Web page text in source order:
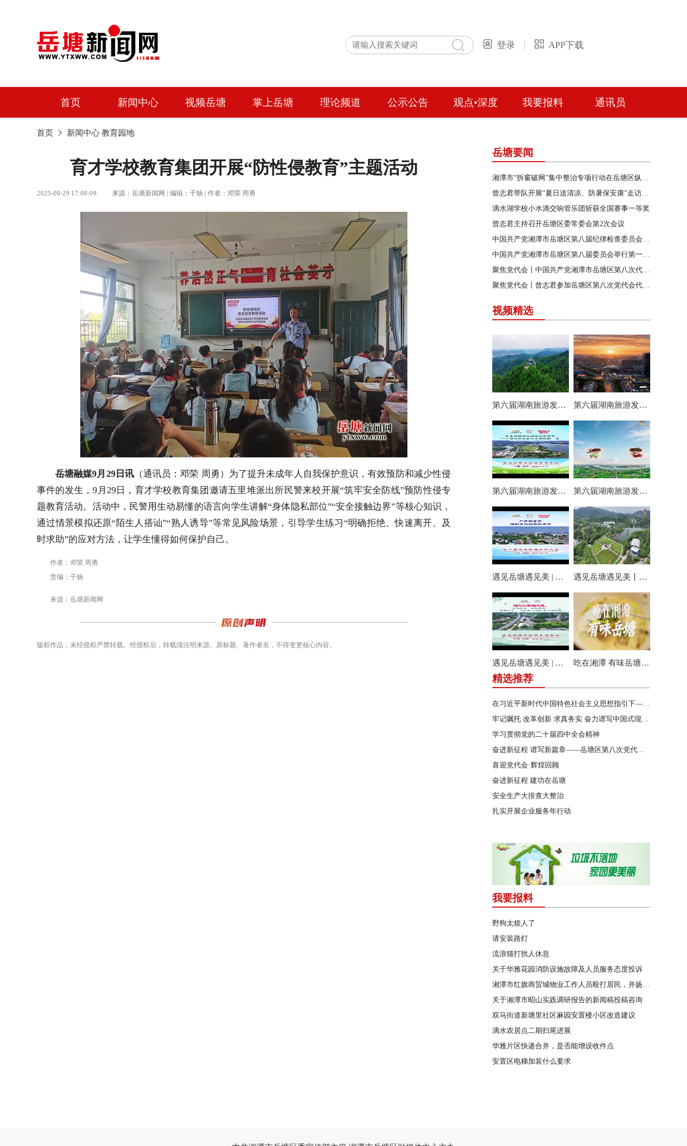
登录 APP下载
首页 新闻中心 视频岳塘 掌上岳塘 理论频道 公示公告 观点•深度 我要报料 通讯员
首页 新闻中心 教育园地
育才学校教育集团开展“防性侵教育”主题活动
2025-09-29 17:08:09 来源：岳塘新闻网 | 编辑：于杨 | 作者：邓荣 周勇
岳塘融媒9月29日讯（通讯员：邓荣 周勇）为了提升未成年人自我保护意识，有效预防和减少性侵
事件的发生，9月29日，育才学校教育集团邀请五里堆派出所民警来校开展“筑牢安全防线”预防性侵专
题教育活动。 活动中，民警用生动易懂的语言向学生讲解“身体隐私部位”“安全接触边界”等核心知识，
通过情景模拟还原“陌生人搭讪”“熟人诱导”等常见风险场景，引导学生练习“明确拒绝、快速离开、及
时求助”的应对方法，让学生懂得如何保护自己。
作者：邓荣 周勇
责编：于杨
来源：岳塘新闻网
版权作品，未经授权严禁转载。经授权后，转载须注明来源、原标题、著作者名，不得变更核心内容。
岳塘要闻
湘潭市“拆窗破网”集中整治专项行动在岳塘区纵深推进
曾志君带队开展“夏日送清凉、防暑保安康”走访慰问
滴水湖学校小水滴交响管乐团斩获全国赛事一等奖
曾志君主持召开岳塘区委常委会第2次会议
中国共产党湘潭市岳塘区第八届纪律检查委员会召开第一次全体会议
中国共产党湘潭市岳塘区第八届委员会举行第一次全体（扩大）会议
聚焦党代会丨中国共产党湘潭市岳塘区第八次代表大会胜利闭幕
聚焦党代会丨曾志君参加岳塘区第八次党代会代表团分团讨论
视频精选
第六届湖南旅游发展大会丨岳塘区：一村一景 一步一趣 第六届湖南旅游发展大会丨阿莲潭宝带你云游岳塘（二）
第六届湖南旅游发展大会丨仰天湖国际休闲旅游度假区17个游玩项目全线开放嗨翻一夏 第六届湖南旅游发展大会丨阿莲潭宝带你云游岳塘
遇见岳塘遇见美 | 厂区即景区，湘钢文化园焕新迎客！ 遇见岳塘遇见美丨盘龙大观园提质焕新迎八方客
遇见岳塘遇见美 | 归隐松涧·理想村落：两期筑景 一涧生香 点亮岳塘文旅新貌 吃在湘潭 有味岳塘丨云盘山下：匠心守本味 小院忆乡愁
精选推荐
在习近平新时代中国特色社会主义思想指引下——新时代 新作为 新篇章
牢记嘱托 改革创新 求真务实 奋力谱写中国式现代化湖南篇章
学习贯彻党的二十届四中全会精神
奋进新征程 谱写新篇章——岳塘区第八次党代会特别报道
喜迎党代会·辉煌回顾
奋进新征程 建功在岳塘
安全生产大排查大整治
扎实开展企业服务年行动
我要报料
野狗太烦人了
请安装路灯
流浪猫打扰人休息
关于华雅花园消防设施故障及人员服务态度投诉
湘潭市红旗商贸城物业工作人员殴打居民，并扬言恐吓“我打死你有冯友根负责”
关于湘潭市昭山实践调研报告的新闻稿投稿咨询
双马街道新塘里社区麻园安置楼小区改造建议
滴水农居点二期扫尾进展
华雅片区快递合并，是否能增设收件点
安置区电梯加装什么要求